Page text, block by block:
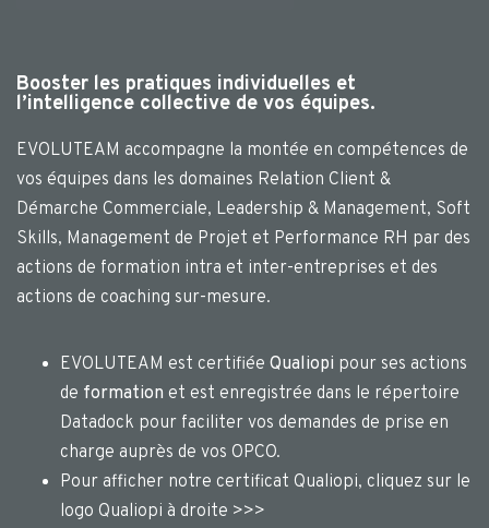
Booster les pratiques individuelles et
l’intelligence collective de vos équipes.
EVOLUTEAM accompagne la montée en compétences de
vos équipes dans les domaines Relation Client &
Démarche Commerciale, Leadership & Management, Soft
Skills, Management de Projet et Performance RH par des
actions de formation intra et inter-entreprises et des
actions de coaching sur-mesure.
EVOLUTEAM est certifiée Qualiopi pour ses actions
de formation et est enregistrée dans le répertoire
Datadock pour faciliter vos demandes de prise en
charge auprès de vos OPCO.
Pour afficher notre certificat Qualiopi, cliquez sur le
logo Qualiopi à droite >>>